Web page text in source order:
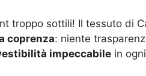
troppo sottili! Il tessuto di
coprenza: niente
impeccabile in